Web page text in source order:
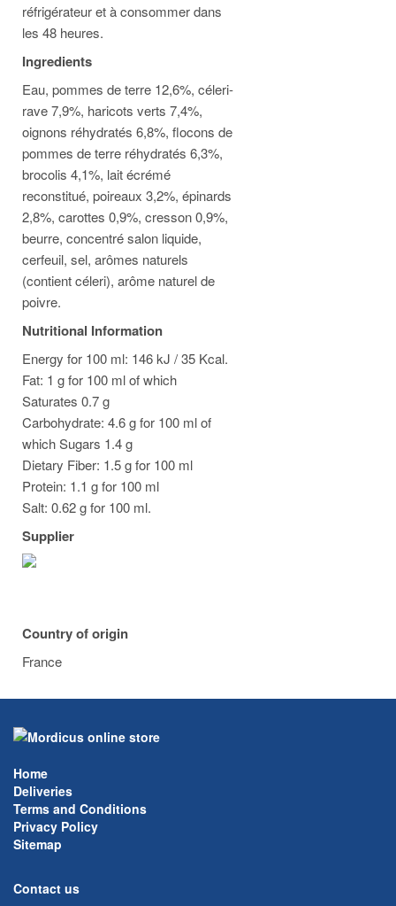
réfrigérateur et à consommer dans
les 48 heures.
Ingredients
Eau, pommes de terre 12,6%, céleri-
rave 7,9%, haricots verts 7,4%,
oignons réhydratés 6,8%, flocons de
pommes de terre réhydratés 6,3%,
brocolis 4,1%, lait écrémé
reconstitué, poireaux 3,2%, épinards
2,8%, carottes 0,9%, cresson 0,9%,
beurre, concentré salon liquide,
cerfeuil, sel, arômes naturels
(contient céleri), arôme naturel de
poivre.
Nutritional Information
Energy for 100 ml: 146 kJ / 35 Kcal.
Fat: 1 g for 100 ml of which
Saturates 0.7 g
Carbohydrate: 4.6 g for 100 ml of
which Sugars 1.4 g
Dietary Fiber: 1.5 g for 100 ml
Protein: 1.1 g for 100 ml
Salt: 0.62 g for 100 ml.
Supplier
Country of origin
France
Home
Deliveries
Terms and Conditions
Privacy Policy
Sitemap
Contact us